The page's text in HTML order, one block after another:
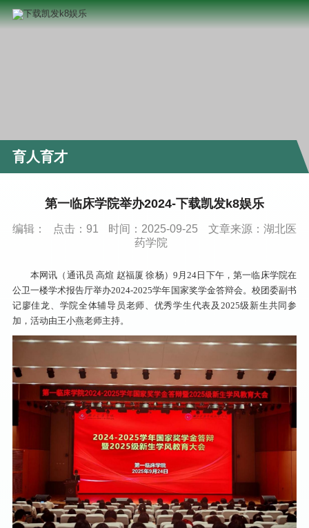
育人育才
第一临床学院举办2024-下载凯发k8娱乐
编辑： 点击： 91 时间：2025-09-25
文章来源：湖北医
药学院
本网讯（通讯员 高煊 赵福厦 徐杨）9月24日下午，第一临床学院在
公卫一楼学术报告厅举办2024-2025学年国家奖学金答辩会。校团委副书
记廖佳龙、学院全体辅导员老师、优秀学生代表及2025级新生共同参
加，活动由王小燕老师主持。